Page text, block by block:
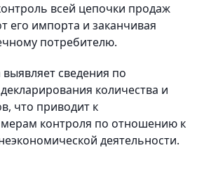
всей цепочки продаж
его импорта и заканчивая
потребителю.
сведения по
количества и
что приводит к
контроля по отношению к
деятельности.